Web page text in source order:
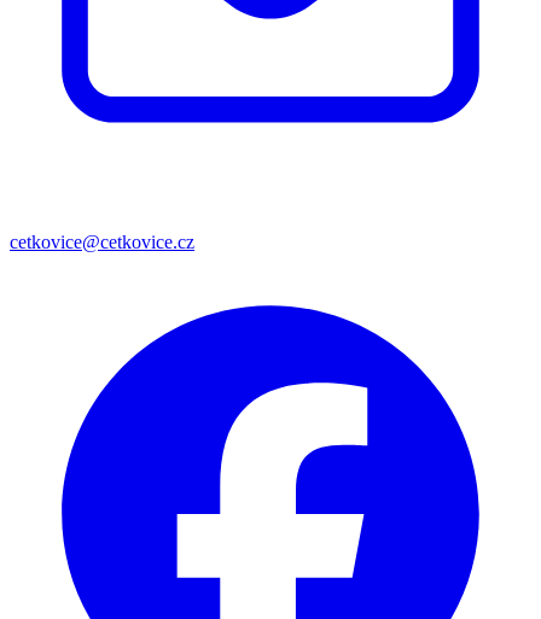
cetkovice@cetkovice.cz